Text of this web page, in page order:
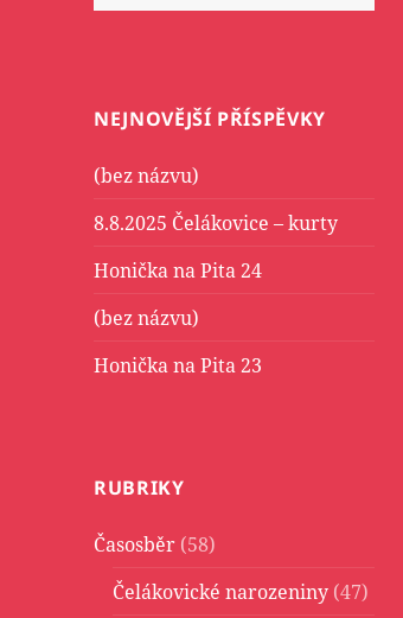
NEJNOVĚJŠÍ PŘÍSPĚVKY
(bez názvu)
8.8.2025 Čelákovice – kurty
Honička na Pita 24
(bez názvu)
Honička na Pita 23
RUBRIKY
Časosběr (58)
Čelákovické narozeniny (47)